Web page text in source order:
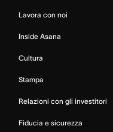
Lavora con noi
Inside Asana
Cultura
Stampa
Relazioni con gli investitori
Fiducia e sicurezza